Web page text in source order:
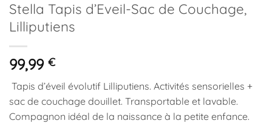
Stella Tapis d’Eveil-Sac de Couchage,
Lilliputiens
99,99 €
Tapis d’éveil évolutif Lilliputiens. Activités sensorielles +
sac de couchage douillet. Transportable et lavable.
Compagnon idéal de la naissance à la petite enfance.